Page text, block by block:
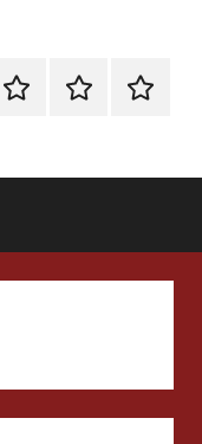
EnoturismoRanking